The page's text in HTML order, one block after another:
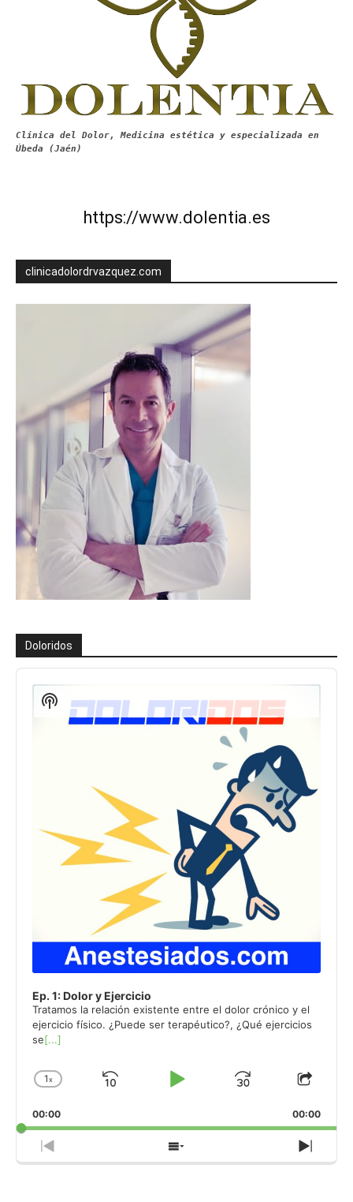
Clínica del Dolor, Medicina estética y especializada en
Úbeda (Jaén)
https://www.dolentia.es
clinicadolordrvazquez.com
Doloridos
Reproductor
audio
Ep. 1: Dolor y Ejercicio
Tratamos la relación existente entre el dolor crónico y el
ejercicio físico. ¿Puede ser terapéutico?, ¿Qué ejercicios
se[...]
Change
Rate
1x
Skip
Play
Jump
Forward
Share
00:00 00:00
Previous
Episode
Show
Episodes
Next
Show
Podcast